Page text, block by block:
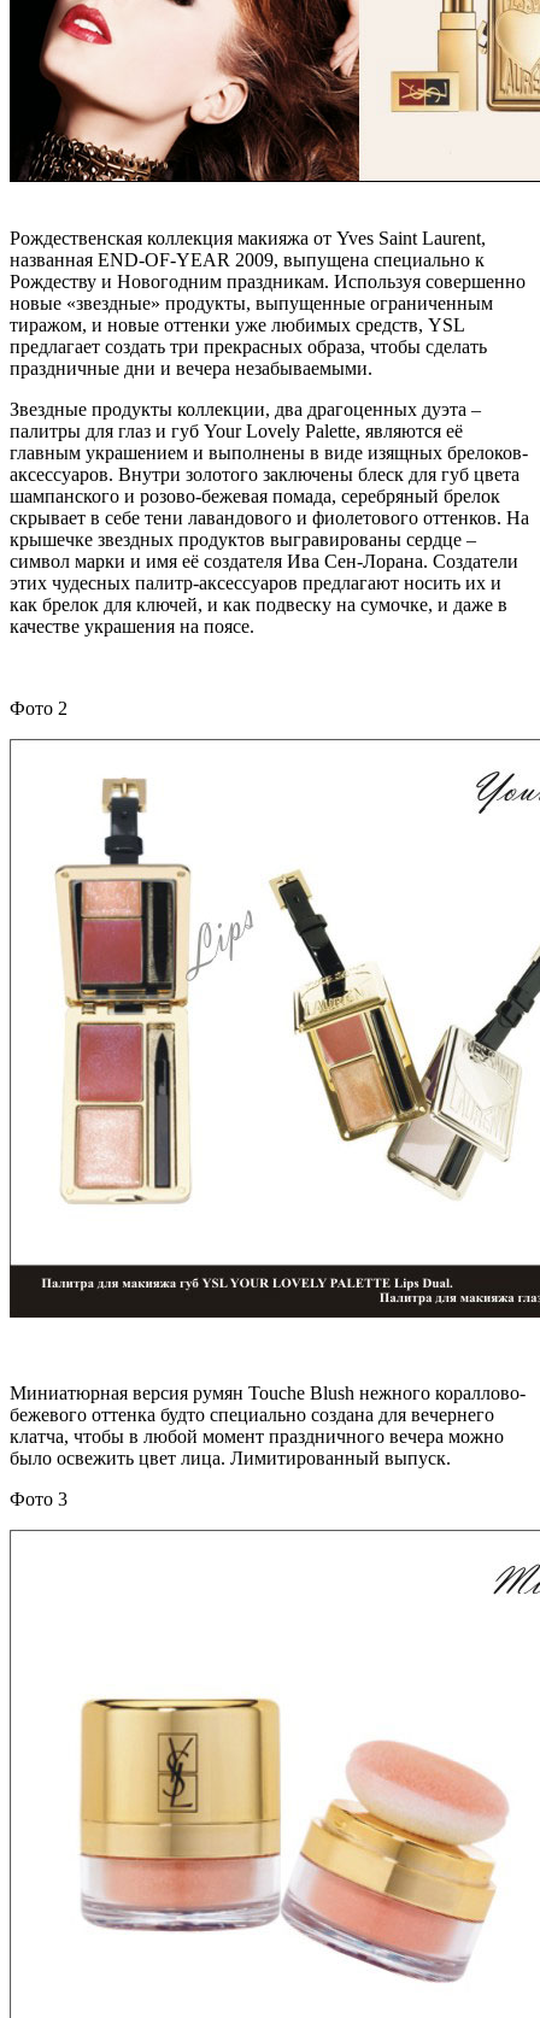
Рождественская коллекция макияжа от Yves Saint Laurent,
названная END-OF-YEAR 2009, выпущена специально к
Рождеству и Новогодним праздникам. Используя совершенно
новые «звездные» продукты, выпущенные ограниченным
тиражом, и новые оттенки уже любимых средств, YSL
предлагает создать три прекрасных образа, чтобы сделать
праздничные дни и вечера незабываемыми.
Звездные продукты коллекции, два драгоценных дуэта –
палитры для глаз и губ Your Lovely Palette, являются её
главным украшением и выполнены в виде изящных брелоков-
аксессуаров. Внутри золотого заключены блеск для губ цвета
шампанского и розово-бежевая помада, серебряный брелок
скрывает в себе тени лавандового и фиолетового оттенков. На
крышечке звездных продуктов выгравированы сердце –
символ марки и имя её создателя Ива Сен-Лорана. Создатели
этих чудесных палитр-аксессуаров предлагают носить их и
как брелок для ключей, и как подвеску на сумочке, и даже в
качестве украшения на поясе.
Фото 2
Миниатюрная версия румян Touche Blush нежного кораллово-
бежевого оттенка будто специально создана для вечернего
клатча, чтобы в любой момент праздничного вечера можно
было освежить цвет лица. Лимитированный выпуск.
Фото 3